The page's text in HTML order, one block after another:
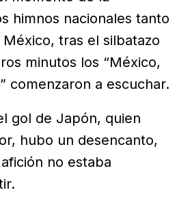
himnos nacionales tanto
tras el silbatazo
minutos los “México,
comenzaron a escuchar.
gol de Japón, quien
hubo un desencanto,
no estaba